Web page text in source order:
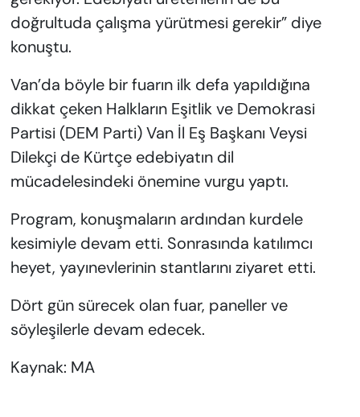
doğrultuda çalışma yürütmesi gerekir” diye
konuştu.
Van’da böyle bir fuarın ilk defa yapıldığına
dikkat çeken Halkların Eşitlik ve Demokrasi
Partisi (DEM Parti) Van İl Eş Başkanı Veysi
Dilekçi de Kürtçe edebiyatın dil
mücadelesindeki önemine vurgu yaptı.
Program, konuşmaların ardından kurdele
kesimiyle devam etti. Sonrasında katılımcı
heyet, yayınevlerinin stantlarını ziyaret etti.
Dört gün sürecek olan fuar, paneller ve
söyleşilerle devam edecek.
Kaynak: MA